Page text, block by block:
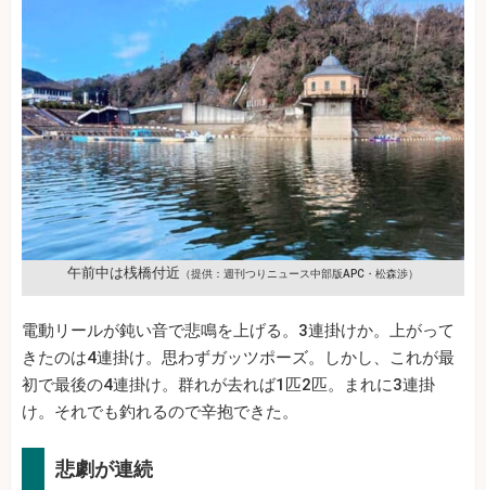
午前中は桟橋付近 （提供：週刊つりニュース中部版APC・松森渉）
電動リールが鈍い音で悲鳴を上げる。3連掛けか。上がって
きたのは4連掛け。思わずガッツポーズ。しかし、これが最
初で最後の4連掛け。群れが去れば1匹2匹。まれに3連掛
け。それでも釣れるので辛抱できた。
悲劇が連続